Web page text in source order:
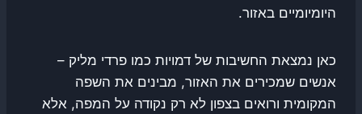
היומיומיים באזור.
כאן נמצאת החשיבות של דמויות כמו פרדי מליק –
אנשים שמכירים את האזור, מבינים את השפה
המקומית ורואים בצפון לא רק נקודה על המפה, אלא